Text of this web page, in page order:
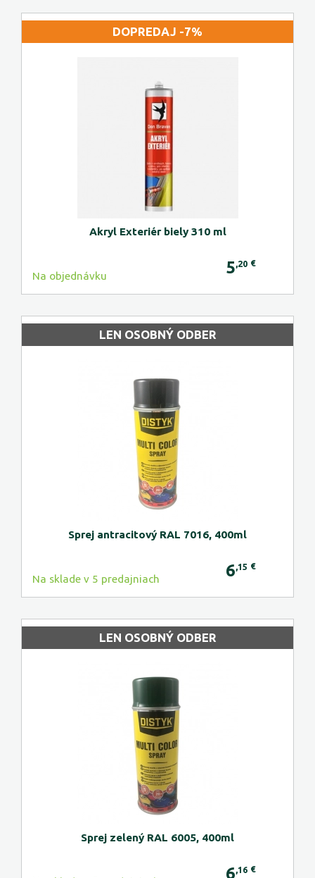
DOPREDAJ -7%
Akryl Exteriér biely 310 ml
Na objednávku 5 ,20 €
LEN OSOBNÝ ODBER
Sprej antracitový RAL 7016, 400ml
Na sklade v 5 predajniach 6 ,15 €
LEN OSOBNÝ ODBER
Sprej zelený RAL 6005, 400ml
6 ,16 €